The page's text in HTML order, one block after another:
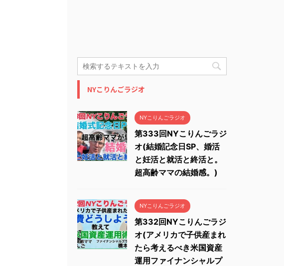
NYこりんごラジオ
NYこりんごラジオ
第333回NYこりんごラジ
オ(結婚記念日SP、婚活
と妊活と就活と終活と。
超高齢ママの結婚感。)
NYこりんごラジオ
第332回NYこりんごラジ
オ(アメリカで子供産まれ
たら考えるべき米国資産
運用ファイナンシャルプ